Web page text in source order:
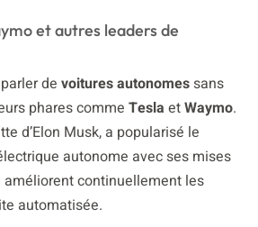
et autres leaders de
de voitures autonomes sans
phares comme Tesla etWaymo.
d’Elon Musk, a popularisé le
autonome avec ses mises
continuellement les
automatisée.